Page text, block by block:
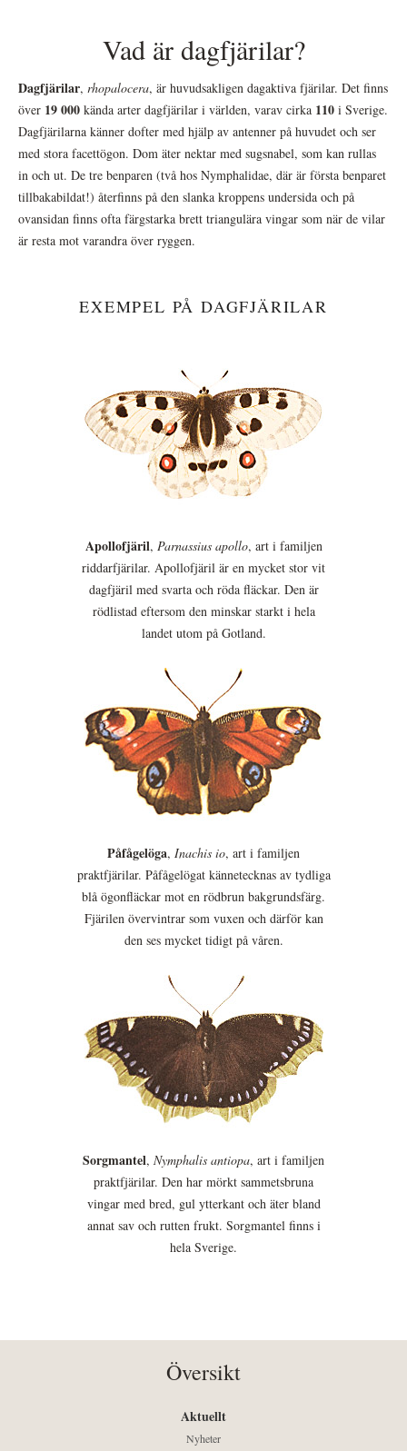
Vad är dagfjärilar?
Dagfjärilar, rhopalocera, är huvudsakligen dagaktiva fjärilar. Det finns
över 19 000 kända arter dagfjärilar i världen, varav cirka 110 i Sverige.
Dagfjärilarna känner dofter med hjälp av antenner på huvudet och ser
med stora facettögon. Dom äter nektar med sugsnabel, som kan rullas
in och ut. De tre benparen (två hos Nymphalidae, där är första benparet
tillbakabildat!) återfinns på den slanka kroppens undersida och på
ovansidan finns ofta färgstarka brett triangulära vingar som när de vilar
är resta mot varandra över ryggen.
EXEMPEL PÅ DAGFJÄRILAR
Apollofjäril, Parnassius apollo, art i familjen
riddarfjärilar. Apollofjäril är en mycket stor vit
dagfjäril med svarta och röda fläckar. Den är
rödlistad eftersom den minskar starkt i hela
landet utom på Gotland.
Påfågelöga, Inachis io, art i familjen
praktfjärilar. Påfågelögat kännetecknas av tydliga
blå ögonfläckar mot en rödbrun bakgrundsfärg.
Fjärilen övervintrar som vuxen och därför kan
den ses mycket tidigt på våren.
Sorgmantel, Nymphalis antiopa, art i familjen
praktfjärilar. Den har mörkt sammetsbruna
vingar med bred, gul ytterkant och äter bland
annat sav och rutten frukt. Sorgmantel finns i
hela Sverige.
Översikt
Aktuellt
Nyheter